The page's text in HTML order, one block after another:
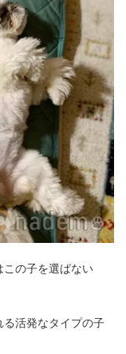
の子を選ばない
活発なタイプの子